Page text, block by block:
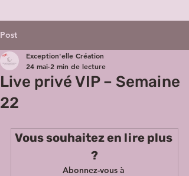
Post
Live privé VIP – Semaine
22
Exception'elle Création
24 mai 2 min de lecture
Vous souhaitez en lire plus
?
Abonnez-vous à